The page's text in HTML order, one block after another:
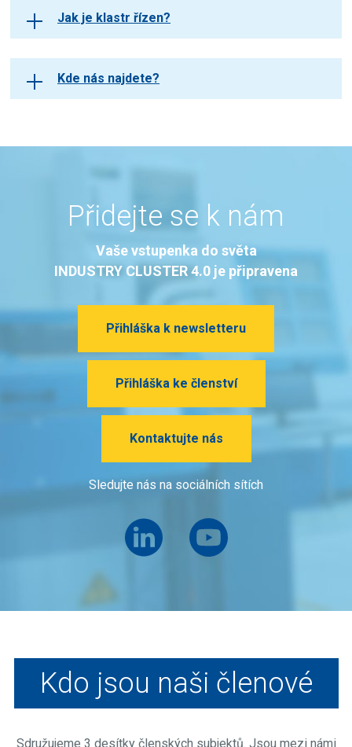
Jak je klastr řízen?
Kde nás najdete?
Přidejte se k nám
Vaše vstupenka do světa
INDUSTRY CLUSTER 4.0 je připravena
Přihláška k newsletteru
Přihláška ke členství
Kontaktujte nás
Sledujte nás na sociálních sítích
Kdo jsou naši členové
Sdružujeme 3 desítky členských subjektů. Jsou mezi námi